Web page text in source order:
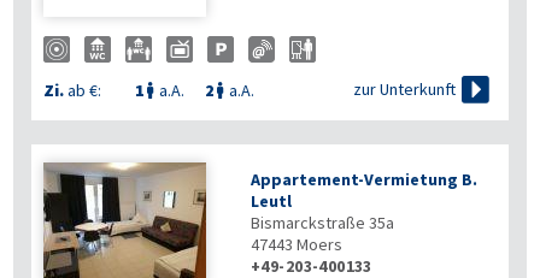
Zi.ab €: 1  a.A. 2  a.A. zur Unterkunft 
Appartement-Vermietung B.
Leutl
Bismarckstraße 35a
47443 Moers
+49-203-400133